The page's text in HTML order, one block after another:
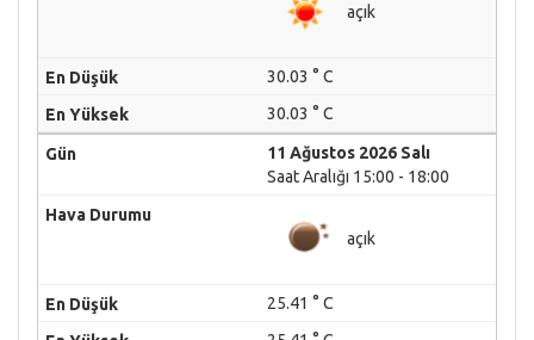
açık
30.03 ° C
30.03 ° C
11 Ağustos 2026 Salı
Saat Aralığı 15:00 - 18:00
açık
25.41 ° C